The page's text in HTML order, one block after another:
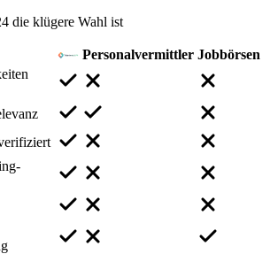
die klügere Wahl ist
Personalvermittler Jobbörsen